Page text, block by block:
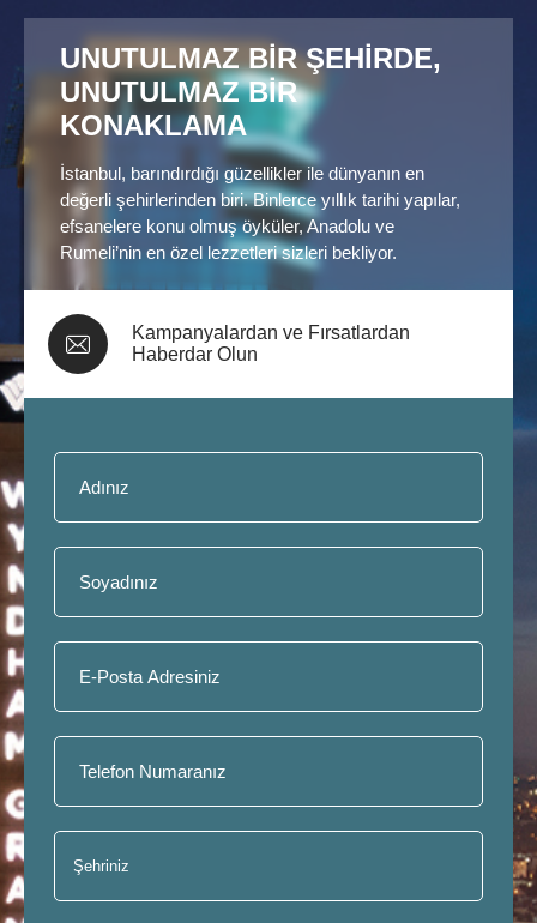
UNUTULMAZ BİR ŞEHİRDE,
UNUTULMAZ BİR
KONAKLAMA
İstanbul, barındırdığı güzellikler ile dünyanın en
değerli şehirlerinden biri. Binlerce yıllık tarihi yapılar,
efsanelere konu olmuş öyküler, Anadolu ve
Rumeli’nin en özel lezzetleri sizleri bekliyor.
Kampanyalardan ve Fırsatlardan
Haberdar Olun